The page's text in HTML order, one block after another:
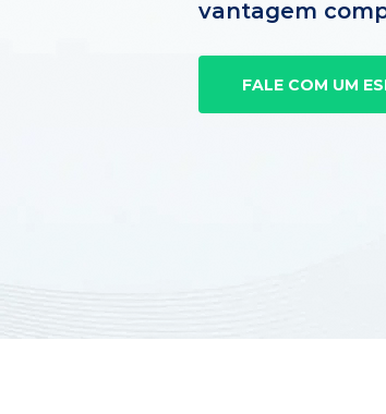
vantagem
FALE COM UM